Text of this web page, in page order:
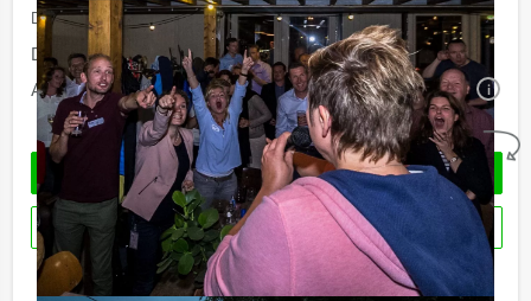
De prijzen zijn exclusief BTW
Duur:
4 uur
Aantal:
Minimaal 12 personen i
Geheel vrijblijvend
OFFERTE AANVRAGEN
RESERVEREN
Ik heb een vraag over dit uitje